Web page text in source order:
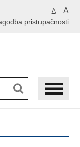
A A
pristupačnosti